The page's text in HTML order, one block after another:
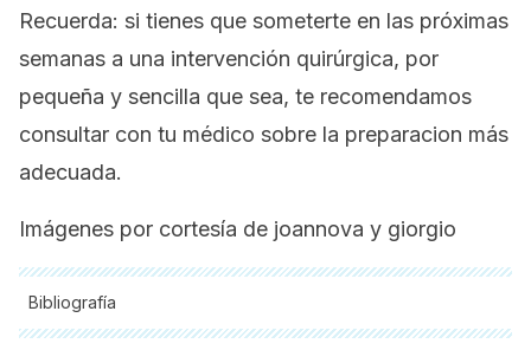
Recuerda: si tienes que someterte en las próximas
semanas a una intervención quirúrgica, por
pequeña y sencilla que sea, te recomendamos
consultar con tu médico sobre la preparacion más
adecuada.
Imágenes por cortesía de joannova y giorgio
Bibliografía
Todas las fuentes citadas fueron revisadas a profundidad por